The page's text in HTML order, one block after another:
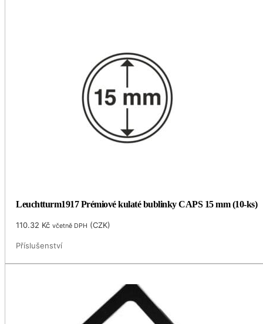
Leuchtturm1917 Prémiové kulaté bublinky CAPS 15 mm (10-ks)
110.32 Kč včetně DPH (CZK)
Příslušenství